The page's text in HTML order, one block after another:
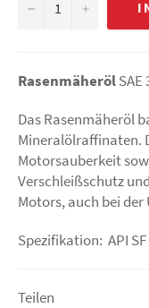
− +
RasenmäherölSAE
Das Rasenmäheröl
Mineralölraffinaten.
Motorsauberkeit
Verschleißschutz
Motors, auch bei
Spezifikation: API SF
Teilen